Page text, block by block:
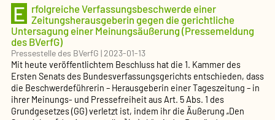
E rfolgreiche Verfassungsbeschwerde einer
Zeitungsherausgeberin gegen die gerichtliche
Untersagung einer Meinungsäußerung (Pressemeldung
des BVerfG)
Pressestelle des BVerfG |2023-01-13
Mit heute veröffentlichtem Beschluss hat die 1. Kammer des
Ersten Senats des Bundesverfassungsgerichts entschieden, dass
die Beschwerdeführerin – Herausgeberin einer Tageszeitung – in
ihrer Meinungs- und Pressefreiheit aus Art. 5 Abs. 1 des
Grundgesetzes (GG) verletzt ist, indem ihr die Äußerung „Den